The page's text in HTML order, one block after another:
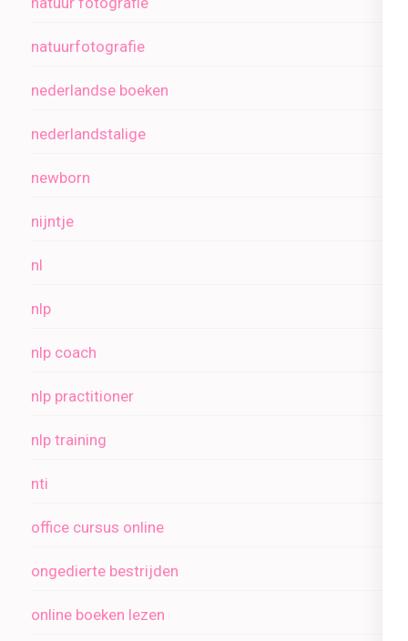
natuurfotografie
nederlandse boeken
nederlandstalige
newborn
nijntje
nl
nlp
nlp coach
nlp practitioner
nlp training
nti
office cursus online
ongedierte bestrijden
online boeken lezen